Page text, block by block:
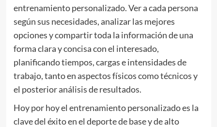
entrenamiento personalizado. Ver a cada persona
según sus necesidades, analizar las mejores
opciones y compartir toda la información de una
forma clara y concisa con el interesado,
planificando tiempos, cargas e intensidades de
trabajo, tanto en aspectos físicos como técnicos y
el posterior análisis de resultados.
Hoy por hoy el entrenamiento personalizado es la
clave del éxito en el deporte de base y de alto